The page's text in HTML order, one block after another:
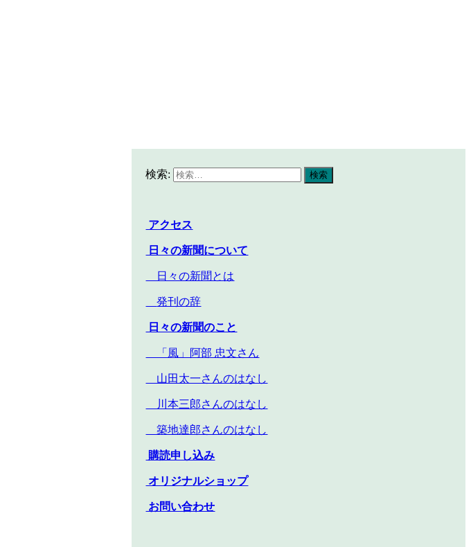
検索:
アクセス
日々の新聞について
日々の新聞とは
発刊の辞
日々の新聞のこと
「風」阿部 忠文さん
山田太一さんのはなし
川本三郎さんのはなし
築地達郎さんのはなし
購読申し込み
オリジナルショップ
お問い合わせ